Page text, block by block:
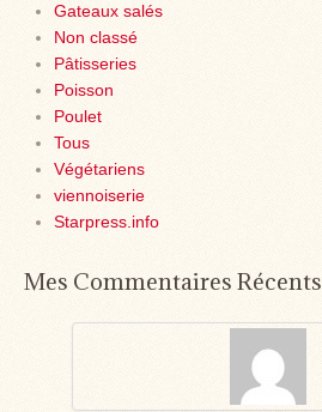
Gateaux salés
Non classé
Pâtisseries
Poisson
Poulet
Tous
Végétariens
viennoiserie
Starpress.info
Mes Commentaires Récents